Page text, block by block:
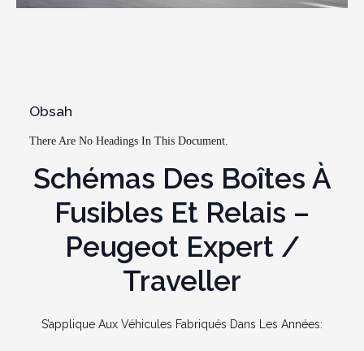
Obsah
There Are No Headings In This Document.
Schémas Des Boîtes À
Fusibles Et Relais –
Peugeot Expert /
Traveller
S’applique Aux Véhicules Fabriqués Dans Les Années: